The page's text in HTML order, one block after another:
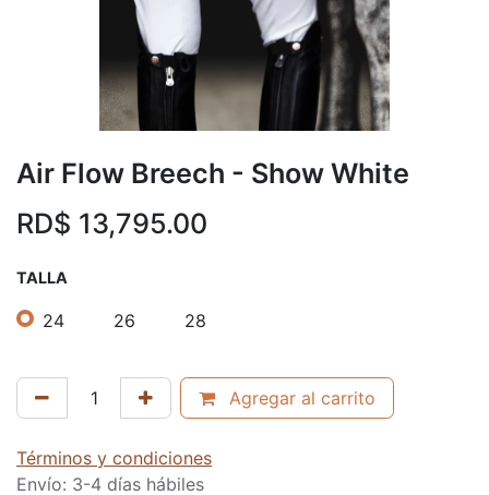
Air Flow Breech - Show White
RD$ 13,795.00
TALLA
24 26 28
Agregar al carrito
Términos y condiciones
Envío: 3-4 días hábiles